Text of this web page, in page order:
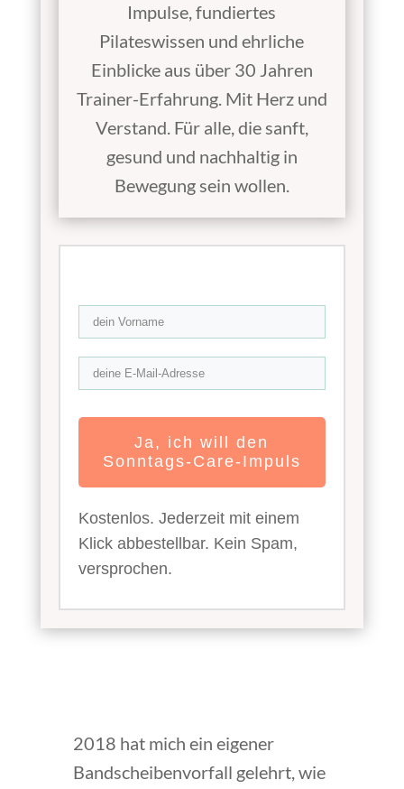
Impulse, fundiertes
Pilateswissen und ehrliche
Einblicke aus über 30 Jahren
Trainer-Erfahrung. Mit Herz und
Verstand. Für alle, die sanft,
gesund und nachhaltig in
Bewegung sein wollen.
Ja, ich will den
Sonntags-Care-Impuls
Kostenlos. Jederzeit mit einem
Klick abbestellbar. Kein Spam,
versprochen.
2018 hat mich ein eigener
Bandscheibenvorfall gelehrt, wie